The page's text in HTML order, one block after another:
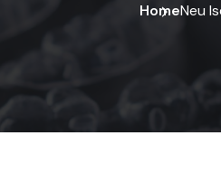
HomeNeu